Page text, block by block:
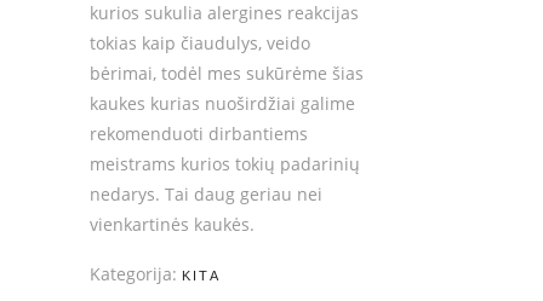
kurios sukulia alergines reakcijas
tokias kaip čiaudulys, veido
bėrimai, todėl mes sukūrėme šias
kaukes kurias nuoširdžiai galime
rekomenduoti dirbantiems
meistrams kurios tokių padarinių
nedarys. Tai daug geriau nei
vienkartinės kaukės.
Kategorija: KITA